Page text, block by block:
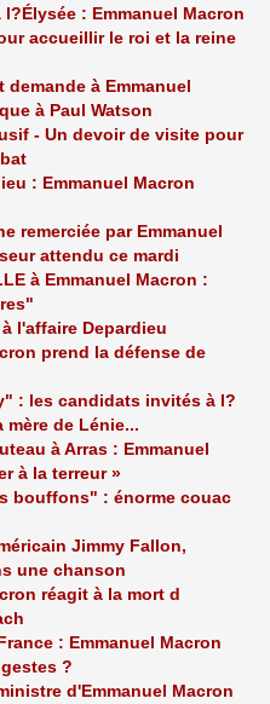
l?Élysée : Emmanuel Macron
accueillir le roi et la reine
demande à Emmanuel
à Paul Watson
- Un devoir de visite pour
: Emmanuel Macron
remerciée par Emmanuel
attendu ce mardi
à Emmanuel Macron :
l'affaire Depardieu
prend la défense de
: les candidats invités à l?
mère de Lénie...
à Arras : Emmanuel
à la terreur »
bouffons" : énorme couac
Jimmy Fallon,
une chanson
réagit à la mort d
: Emmanuel Macron
?
d'Emmanuel Macron